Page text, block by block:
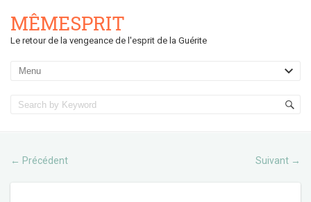
MÊMESPRIT
Le retour de la vengeance de l'esprit de la Guérite
← Précédent Suivant →